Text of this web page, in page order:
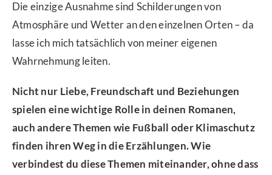
Die einzige Ausnahme sind Schilderungen von
Atmosphäre und Wetter an den einzelnen Orten – da
lasse ich mich tatsächlich von meiner eigenen
Wahrnehmung leiten.
Nicht nur Liebe, Freundschaft und Beziehungen
spielen eine wichtige Rolle in deinen Romanen,
auch andere Themen wie Fußball oder Klimaschutz
finden ihren Weg in die Erzählungen. Wie
verbindest du diese Themen miteinander, ohne dass